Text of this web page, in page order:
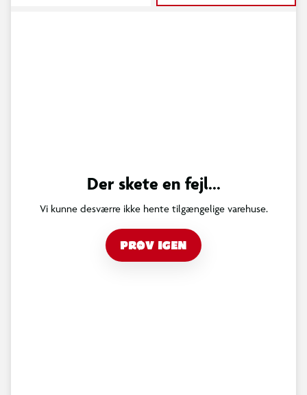
Der skete en fejl...
Vi kunne desværre ikke hente tilgængelige varehuse.
PRØV IGEN